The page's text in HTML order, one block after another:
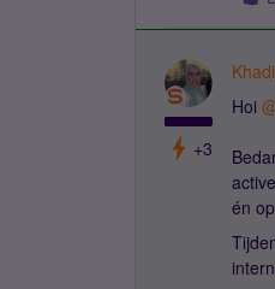
+3
Hoi ​
én